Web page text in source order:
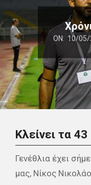
ON: 10/05/
Κλείνει τα
Γενέθλια έχει
μας, Νίκος